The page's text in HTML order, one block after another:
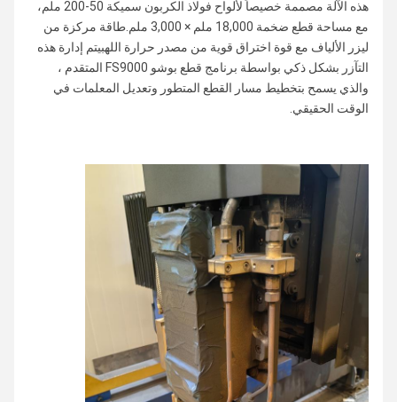
هذه الآلة مصممة خصيصاً لألواح فولاذ الكربون سميكة 50-200 ملم،
مع مساحة قطع ضخمة 18,000 ملم × 3,000 ملم.طاقة مركزة من
ليزر الألياف مع قوة اختراق قوية من مصدر حرارة اللهبيتم إدارة هذه
التآزر بشكل ذكي بواسطة برنامج قطع بوشو FS9000 المتقدم ،
والذي يسمح بتخطيط مسار القطع المتطور وتعديل المعلمات في
الوقت الحقيقي.